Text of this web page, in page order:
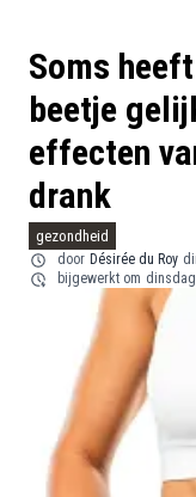
Soms
beetje
effecten
drank
gezondheid
door Désirée du Roy
bijgewerkt om